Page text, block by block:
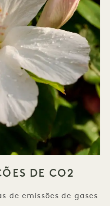
DE CO2
de emissões de gases